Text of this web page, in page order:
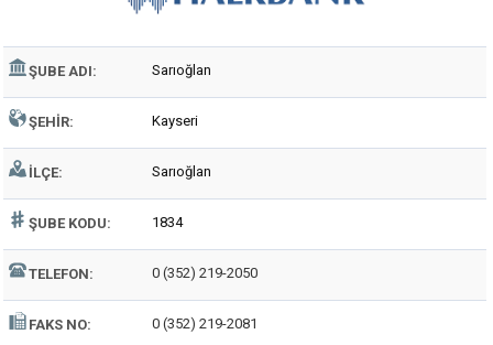
ŞUBE ADI: Sarıoğlan
ŞEHIR: Kayseri
İLÇE: Sarıoğlan
ŞUBE KODU: 1834
TELEFON: 0 (352) 219-2050
FAKS NO: 0 (352) 219-2081